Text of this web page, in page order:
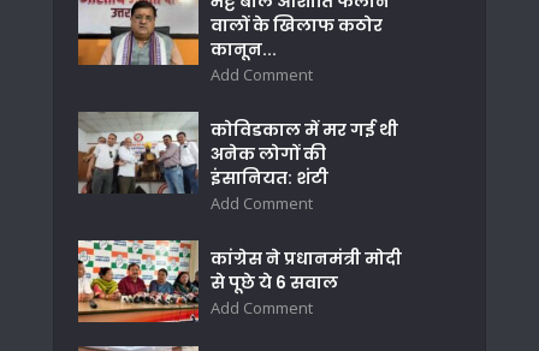
वालों के खिलाफ कठोर
कानून...
Add Comment
कोविडकाल में मर गई थी
अनेक लोगों की
इंसानियत: शंटी
Add Comment
कांग्रेस ने प्रधानमंत्री मोदी
से पूछे ये 6 सवाल
Add Comment